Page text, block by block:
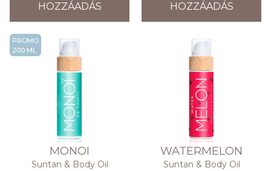
HOZZÁADÁS HOZZÁADÁS
PROMO
200 ML
MONOI
Suntan & Body Oil
WATERMELON
Suntan & Body Oil